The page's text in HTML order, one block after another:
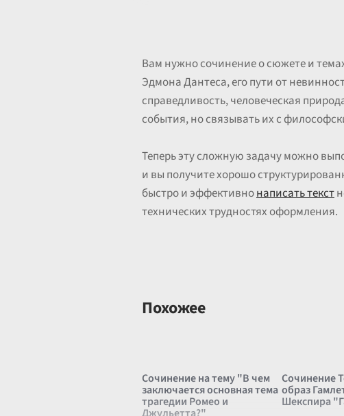
Вам нужно сочинение о сюжете и
Эдмона Дантеса, его пути от
справедливость, человеческая
события, но связывать их с
Теперь эту сложную задачу можно
и вы получите хорошо
быстро и эффективнонаписать текст
технических трудностях оформления.
Похожее
Сочинение на тему "В чем
заключается основная тема
трагедии Ромео и
Сочинение
образ
Шекспира